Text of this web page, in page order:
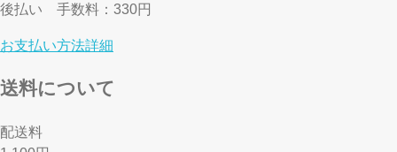
後払い 手数料：330円
お支払い方法詳細
送料について
配送料